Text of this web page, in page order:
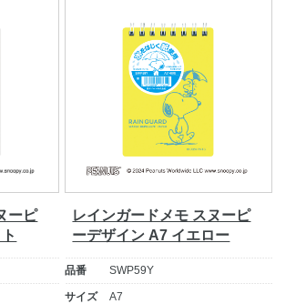
ーピ
レインガードメモ スヌーピ
ーデザイン A7 イエロー
品番 SWP59Y
サイズ A7